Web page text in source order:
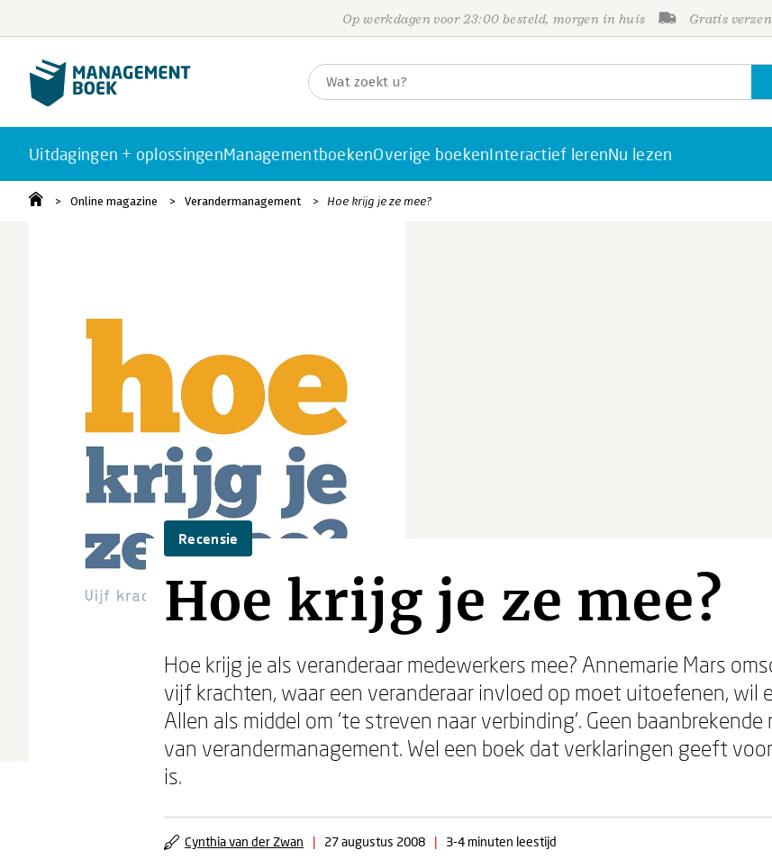
Op werkdagen voor 23:00 besteld, morgen in huis Gratis
Uitdagingen + oplossingenManagementboekenOverige boekenInteractief lerenNu lezen
Online magazine Verandermanagement Hoe krijg je ze mee?
Recensie
Hoe krijg je ze mee?
Hoe krijg je als veranderaar medewerkers mee? Annemarie Mars
vijf krachten, waar een veranderaar invloed op moet uitoefenen, wil
Allen als middel om 'te streven naar verbinding'. Geen
van verandermanagement. Wel een boek dat verklaringen geeft
is.
Cynthia van der Zwan | 27 augustus 2008 | 3-4 minuten leestijd